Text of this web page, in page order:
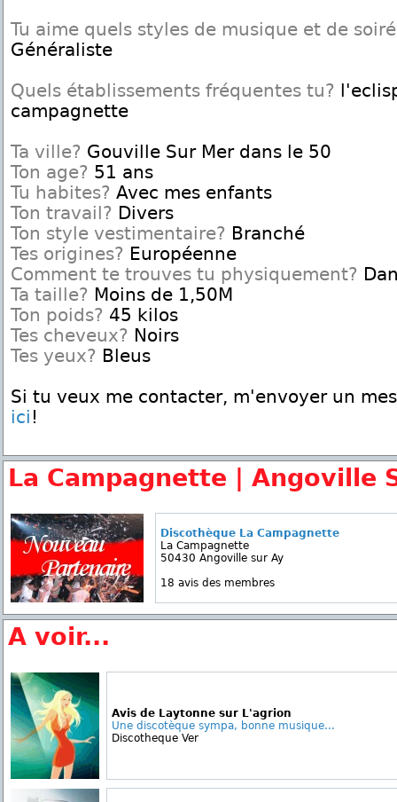
Tu aime quels styles de musique et de
Généraliste
Quels établissements fréquentes tu?
campagnette
Ta ville? Gouville Sur Mer dans le 50
Ton age? 51 ans
Tu habites? Avec mes enfants
Ton travail? Divers
Ton style vestimentaire? Branché
Tes origines? Européenne
Comment te trouves tu physiquement?
Ta taille? Moins de 1,50M
Ton poids? 45 kilos
Tes cheveux? Noirs
Tes yeux? Bleus
Si tu veux me contacter, m'envoyer un
ici !
La Campagnette | Angoville
Discothèque La Campagnette
La Campagnette
50430 Angoville sur Ay
18 avis des membres
A voir...
Avis de Laytonne sur L'agrion
Une discotèque sympa, bonne musique...
Discotheque Ver